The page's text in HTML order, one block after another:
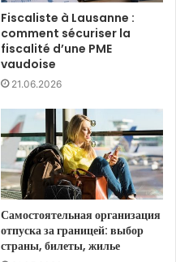
Fiscaliste à Lausanne :
comment sécuriser la
fiscalité d’une PME
vaudoise
21.06.2026
Самостоятельная организация
отпуска за границей: выбор
страны, билеты, жилье